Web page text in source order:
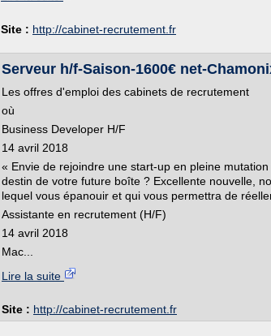
Site : http://cabinet-recrutement.fr
Serveur h/f-Saison-1600€ net-
Les offres d'emploi des cabinets de recrutement
où
Business Developer H/F
14 avril 2018
« Envie de rejoindre une start-up en pleine
destin de votre future boîte ? Excellente nouvelle,
lequel vous épanouir et qui vous permettra de
Assistante en recrutement (H/F)
14 avril 2018
Mac...
Lire la suite
Site : http://cabinet-recrutement.fr